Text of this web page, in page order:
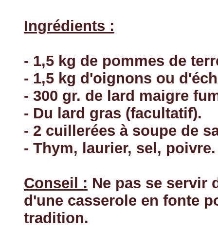
Ingrédients :
- 1,5 kg de pommes de
- 1,5 kg d'oignons ou
- 300 gr. de lard maigre
- Du lard gras (facultatif).
- 2 cuillerées à soupe de
- Thym, laurier, sel, poivre.
Conseil : Ne pas se servir
d'une casserole en fonte
tradition.